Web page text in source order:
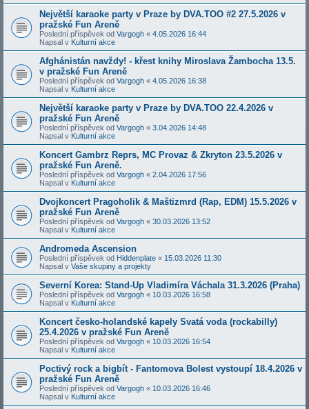
Největší karaoke party v Praze by DVA.TOO #2 27.5.2026 v
pražské Fun Areně
Poslední příspěvek od Vargogh « 4.05.2026 16:44
Napsal v Kulturní akce
Afghánistán navždy! - křest knihy Miroslava Žambocha 13.5.
v pražské Fun Areně
Poslední příspěvek od Vargogh « 4.05.2026 16:38
Napsal v Kulturní akce
Největší karaoke party v Praze by DVA.TOO 22.4.2026 v
pražské Fun Areně
Poslední příspěvek od Vargogh « 3.04.2026 14:48
Napsal v Kulturní akce
Koncert Gambrz Reprs, MC Provaz & Zkryton 23.5.2026 v
pražské Fun Areně.
Poslední příspěvek od Vargogh « 2.04.2026 17:56
Napsal v Kulturní akce
Dvojkoncert Pragoholik & Maštizmrd (Rap, EDM) 15.5.2026 v
pražské Fun Areně
Poslední příspěvek od Vargogh « 30.03.2026 13:52
Napsal v Kulturní akce
Andromeda Ascension
Poslední příspěvek od Hiddenplate « 15.03.2026 11:30
Napsal v Vaše skupiny a projekty
Severní Korea: Stand-Up Vladimíra Váchala 31.3.2026 (Praha)
Poslední příspěvek od Vargogh « 10.03.2026 16:58
Napsal v Kulturní akce
Koncert česko-holandské kapely Svatá voda (rockabilly)
25.4.2026 v pražské Fun Areně
Poslední příspěvek od Vargogh « 10.03.2026 16:54
Napsal v Kulturní akce
Poctivý rock a bigbít - Fantomova Bolest vystoupí 18.4.2026 v
pražské Fun Areně
Poslední příspěvek od Vargogh « 10.03.2026 16:46
Napsal v Kulturní akce